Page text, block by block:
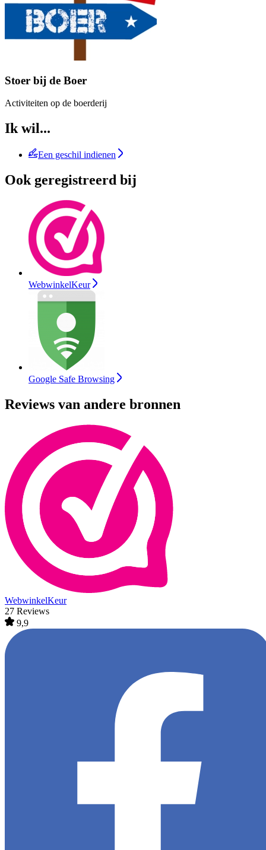
Stoer bij de Boer
Activiteiten op de boerderij
Ik wil...
Een geschil indienen
Ook geregistreerd bij
WebwinkelKeur
Google Safe Browsing
Reviews van andere bronnen
WebwinkelKeur
27 Reviews
9,9